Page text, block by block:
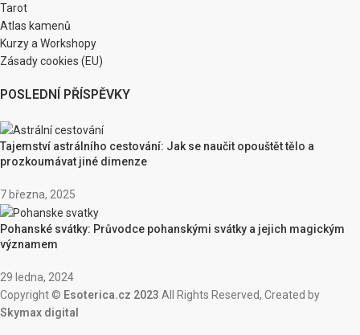
Tarot
Atlas kamenů
Kurzy a Workshopy
Zásady cookies (EU)
POSLEDNÍ PŘÍSPĚVKY
Tajemství astrálního cestování: Jak se naučit opouštět tělo a
prozkoumávat jiné dimenze
7 března, 2025
Pohanské svátky: Průvodce pohanskými svátky a jejich magickým
významem
29 ledna, 2024
Copyright © Esoterica.cz 2023 All Rights Reserved, Created by
Skymax digital